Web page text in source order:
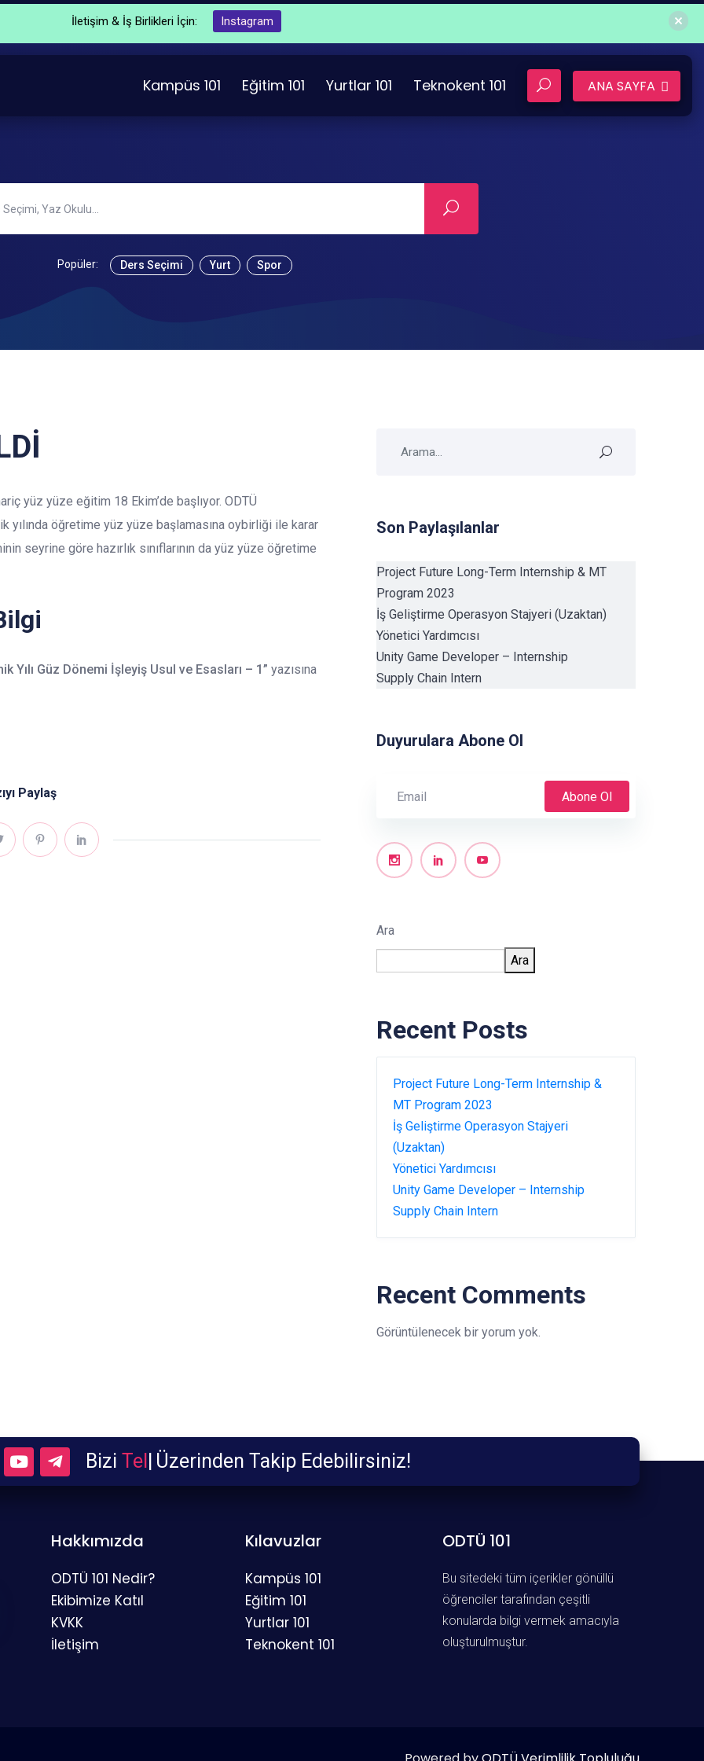
Kampüs 101 Eğitim 101 Yurtlar 101 Teknokent 101 ANA SAYFA
Popüler: Ders Seçimi Yurt Spor
yüz yüze eğitim 18 Ekim’de başlıyor. ODTÜ
yılında öğretime yüz yüze başlamasına oybirliği ile karar
seyrine göre hazırlık sınıflarının da yüz yüze öğretime
Yılı Güz Dönemi İşleyiş Usul ve Esasları – 1” yazısına
Paylaş
Son Paylaşılanlar
Project Future Long-Term Internship & MT
Program 2023
İş Geliştirme Operasyon Stajyeri (Uzaktan)
Yönetici Yardımcısı
Unity Game Developer – Internship
Supply Chain Intern
Duyurulara Abone Ol
Abone Ol
Ara
Ara
Recent Posts
Project Future Long-Term Internship &
MT Program 2023
İş Geliştirme Operasyon Stajyeri
(Uzaktan)
Yönetici Yardımcısı
Unity Game Developer – Internship
Supply Chain Intern
Recent Comments
Görüntülenecek bir yorum yok.
Bizi Telegra|Üzerinden Takip Edebilirsiniz!
Hakkımızda
ODTÜ 101 Nedir?
Ekibimize Katıl
KVKK
İletişim
Kılavuzlar
Kampüs 101
Eğitim 101
Yurtlar 101
Teknokent 101
ODTÜ 101
Bu sitedeki tüm içerikler gönüllü
öğrenciler tarafından çeşitli
konularda bilgi vermek amacıyla
oluşturulmuştur.
İletişim & İş Birlikleri İçin: Instagram